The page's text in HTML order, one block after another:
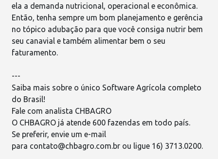
ela a demanda nutricional, operacional e econômica.
Então, tenha sempre um bom planejamento e gerência
no tópico adubação para que você consiga nutrir bem
seu canavial e também alimentar bem o seu
faturamento.
---
Saiba mais sobre o único Software Agrícola completo
do Brasil!
Fale com analista CHBAGRO
O CHBAGRO já atende 600 fazendas em todo país.
Se preferir, envie um e-mail
para contato@chbagro.com.br ou ligue 16) 3713.0200.